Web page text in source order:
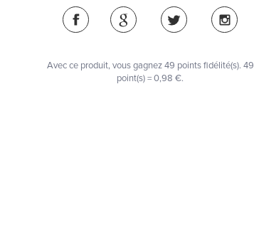
Avec ce produit, vous gagnez49 points fidélité(s). 49
point(s) =0,98 €.